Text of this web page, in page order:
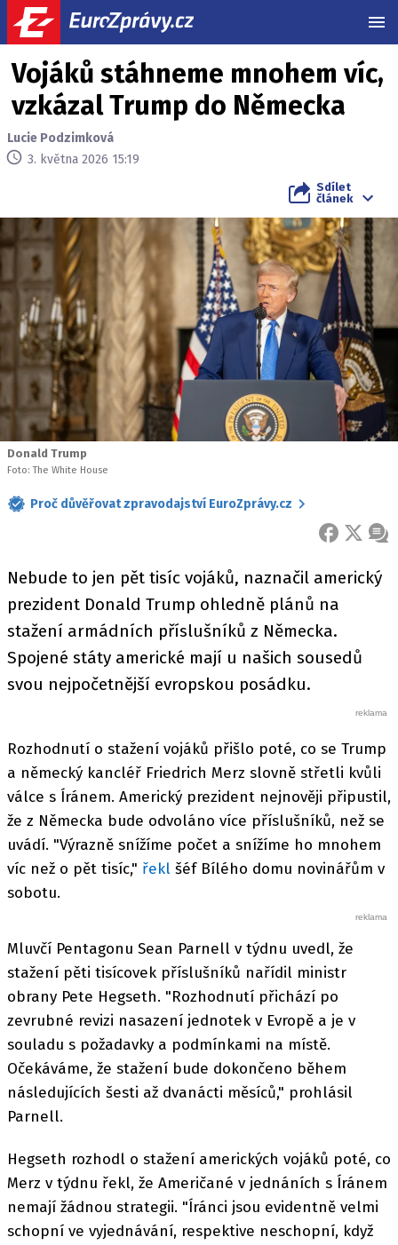
Vojáků stáhneme mnohem víc,
vzkázal Trump do Německa
Lucie Podzimková
3. května 2026 15:19
Sdílet
článek
Donald Trump
Foto: The White House
Proč důvěřovat zpravodajství EuroZprávy.cz
FACEBOOK
X
Nebude to jen pět tisíc vojáků, naznačil americký
prezident Donald Trump ohledně plánů na
stažení armádních příslušníků z Německa.
Spojené státy americké mají u našich sousedů
svou nejpočetnější evropskou posádku.
Rozhodnutí o stažení vojáků přišlo poté, co se Trump
a německý kancléř Friedrich Merz slovně střetli kvůli
válce s Íránem. Americký prezident nejnověji připustil,
že z Německa bude odvoláno více příslušníků, než se
uvádí. "Výrazně snížíme počet a snížíme ho mnohem
víc než o pět tisíc," řekl šéf Bílého domu novinářům v
sobotu.
Mluvčí Pentagonu Sean Parnell v týdnu uvedl, že
stažení pěti tisícovek příslušníků nařídil ministr
obrany Pete Hegseth. "Rozhodnutí přichází po
zevrubné revizi nasazení jednotek v Evropě a je v
souladu s požadavky a podmínkami na místě.
Očekáváme, že stažení bude dokončeno během
následujících šesti až dvanácti měsíců," prohlásil
Parnell.
Hegseth rozhodl o stažení amerických vojáků poté, co
Merz v týdnu řekl, že Američané v jednáních s Íránem
nemají žádnou strategii. "Íránci jsou evidentně velmi
schopní ve vyjednávání, respektive neschopní, když